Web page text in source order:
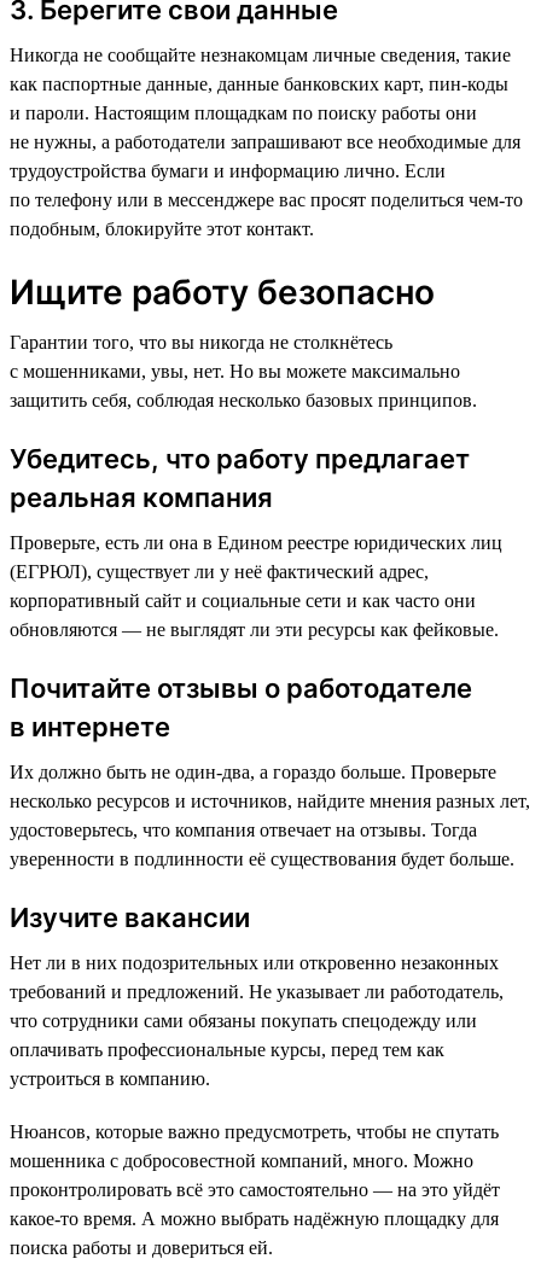
3. Берегите свои данные
Никогда не сообщайте незнакомцам личные сведения, такие
как паспортные данные, данные банковских карт, пин-коды
и пароли. Настоящим площадкам по поиску работы они
не нужны, а работодатели запрашивают все необходимые для
трудоустройства бумаги и информацию лично. Если
по телефону или в мессенджере вас просят поделиться чем-то
подобным, блокируйте этот контакт.
Ищите работу безопасно
Гарантии того, что вы никогда не столкнётесь
с мошенниками, увы, нет. Но вы можете максимально
защитить себя, соблюдая несколько базовых принципов.
Убедитесь, что работу предлагает
реальная компания
Проверьте, есть ли она в Едином реестре юридических лиц
(ЕГРЮЛ), существует ли у неё фактический адрес,
корпоративный сайт и социальные сети и как часто они
обновляются — не выглядят ли эти ресурсы как фейковые.
Почитайте отзывы о работодателе
в интернете
Их должно быть не один-два, а гораздо больше. Проверьте
несколько ресурсов и источников, найдите мнения разных лет,
удостоверьтесь, что компания отвечает на отзывы. Тогда
уверенности в подлинности её существования будет больше.
Изучите вакансии
Нет ли в них подозрительных или откровенно незаконных
требований и предложений. Не указывает ли работодатель,
что сотрудники сами обязаны покупать спецодежду или
оплачивать профессиональные курсы, перед тем как
устроиться в компанию.
Нюансов, которые важно предусмотреть, чтобы не спутать
мошенника с добросовестной компаний, много. Можно
проконтролировать всё это самостоятельно — на это уйдёт
какое-то время. А можно выбрать надёжную площадку для
поиска работы и довериться ей.